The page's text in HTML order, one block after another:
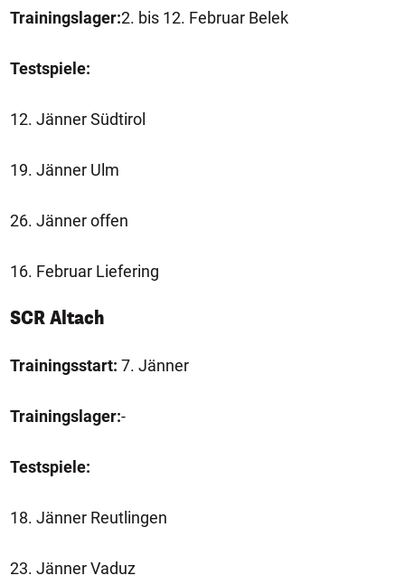
Trainingslager:2. bis 12. Februar Belek
Testspiele:
12. Jänner Südtirol
19. Jänner Ulm
26. Jänner offen
16. Februar Liefering
SCR Altach
Trainingsstart: 7. Jänner
Trainingslager:-
Testspiele:
18. Jänner Reutlingen
23. Jänner Vaduz